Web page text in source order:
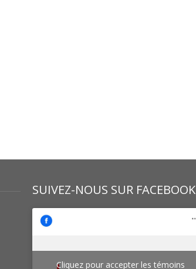
SUIVEZ-NOUS SUR FACEBOOK
Cliquez pour accepter les témoins